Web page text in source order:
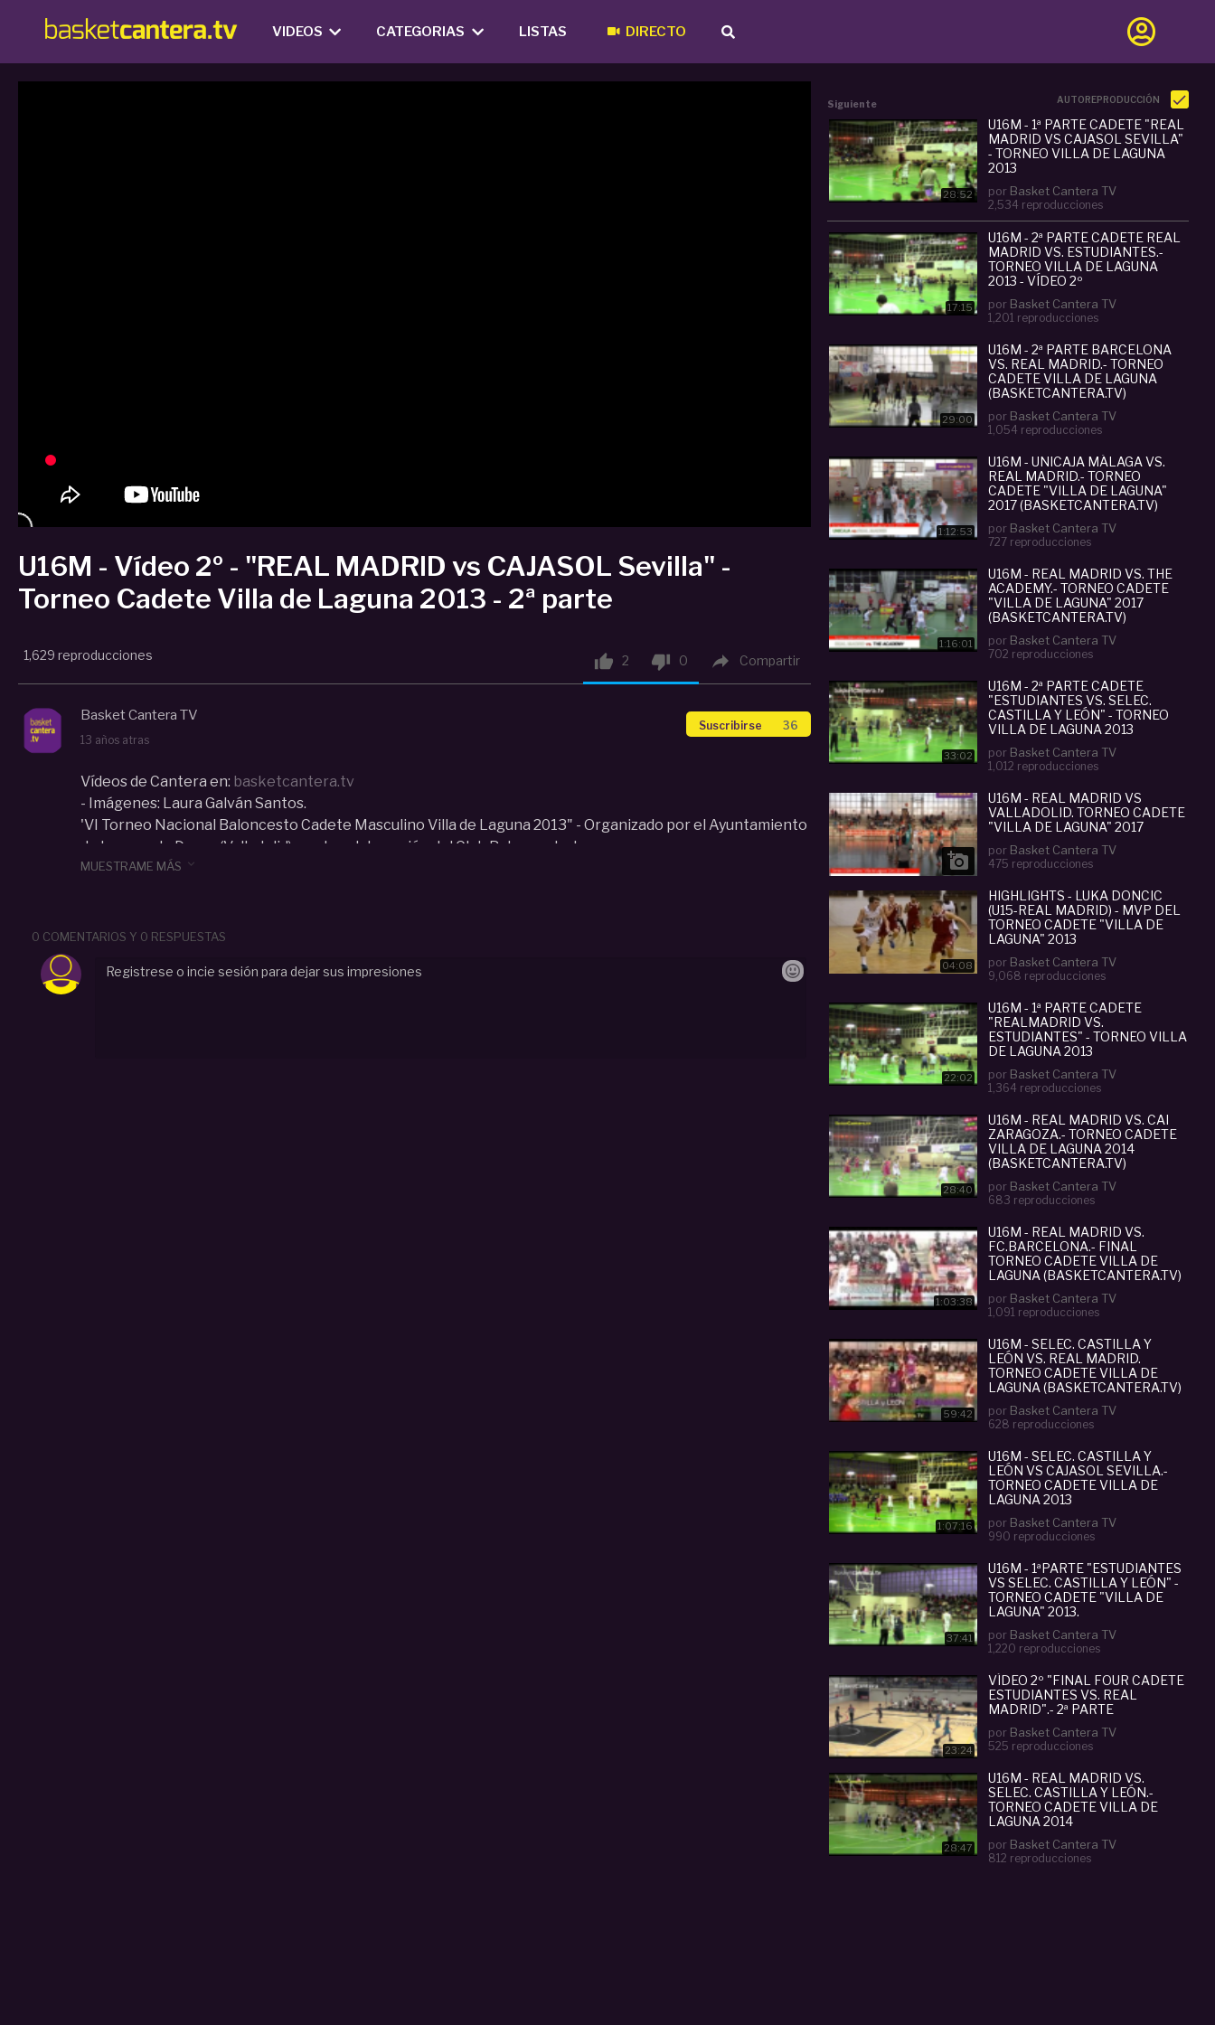
VIDEOS CATEGORIAS LISTAS DIRECTO
U16M - Vídeo 2º - "REAL MADRID vs CAJASOL Sevilla" -
Torneo Cadete Villa de Laguna 2013 - 2ª parte
1,629 reproducciones  2  0  Compartir
Basket Cantera TV
13 años atras
Suscribirse 36
Vídeos de Cantera en: basketcantera.tv
- Imágenes: Laura Galván Santos.
'VI Torneo Nacional Baloncesto Cadete Masculino Villa de Laguna 2013" - Organizado por el Ayuntamiento
de Laguna de Duero (Valladolid) con la colaboración del Club Baloncesto Juncos.
MUESTRAME MÁS 
Siguiente AUTOREPRODUCCIÓN
28:52
U16M - 1ª PARTE CADETE "REAL
MADRID VS CAJASOL SEVILLA"
- TORNEO VILLA DE LAGUNA
2013
por Basket Cantera TV
2,534 reproducciones
17:15
U16M - 2ª PARTE CADETE REAL
MADRID VS. ESTUDIANTES.-
TORNEO VILLA DE LAGUNA
2013 - VÍDEO 2º
por Basket Cantera TV
1,201 reproducciones
29:00
U16M - 2ª PARTE BARCELONA
VS. REAL MADRID.- TORNEO
CADETE VILLA DE LAGUNA
(BASKETCANTERA.TV)
por Basket Cantera TV
1,054 reproducciones
1:12:53
U16M - UNICAJA MÁLAGA VS.
REAL MADRID.- TORNEO
CADETE "VILLA DE LAGUNA"
2017 (BASKETCANTERA.TV)
por Basket Cantera TV
727 reproducciones
1:16:01
U16M - REAL MADRID VS. THE
ACADEMY.- TORNEO CADETE
"VILLA DE LAGUNA" 2017
(BASKETCANTERA.TV)
por Basket Cantera TV
702 reproducciones
33:02
U16M - 2ª PARTE CADETE
"ESTUDIANTES VS. SELEC.
CASTILLA Y LEÓN" - TORNEO
VILLA DE LAGUNA 2013
por Basket Cantera TV
1,012 reproducciones

U16M - REAL MADRID VS
VALLADOLID. TORNEO CADETE
"VILLA DE LAGUNA" 2017
por Basket Cantera TV
475 reproducciones
04:08
HIGHLIGHTS - LUKA DONCIC
(U15-REAL MADRID) - MVP DEL
TORNEO CADETE "VILLA DE
LAGUNA" 2013
por Basket Cantera TV
9,068 reproducciones
22:02
U16M - 1ª PARTE CADETE
"REALMADRID VS.
ESTUDIANTES" - TORNEO VILLA
DE LAGUNA 2013
por Basket Cantera TV
1,364 reproducciones
28:40
U16M - REAL MADRID VS. CAI
ZARAGOZA.- TORNEO CADETE
VILLA DE LAGUNA 2014
(BASKETCANTERA.TV)
por Basket Cantera TV
683 reproducciones
1:03:38
U16M - REAL MADRID VS.
FC.BARCELONA.- FINAL
TORNEO CADETE VILLA DE
LAGUNA (BASKETCANTERA.TV)
por Basket Cantera TV
1,091 reproducciones
59:42
U16M - SELEC. CASTILLA Y
LEÓN VS. REAL MADRID.
TORNEO CADETE VILLA DE
LAGUNA (BASKETCANTERA.TV)
por Basket Cantera TV
628 reproducciones
1:07:16
U16M - SELEC. CASTILLA Y
LEÓN VS CAJASOL SEVILLA.-
TORNEO CADETE VILLA DE
LAGUNA 2013
por Basket Cantera TV
990 reproducciones
37:41
U16M - 1ªPARTE "ESTUDIANTES
VS SELEC. CASTILLA Y LEÓN" -
TORNEO CADETE "VILLA DE
LAGUNA" 2013.
por Basket Cantera TV
1,220 reproducciones
23:24
VÍDEO 2º "FINAL FOUR CADETE
ESTUDIANTES VS. REAL
MADRID".- 2ª PARTE
por Basket Cantera TV
525 reproducciones
28:47
U16M - REAL MADRID VS.
SELEC. CASTILLA Y LEÓN.-
TORNEO CADETE VILLA DE
LAGUNA 2014
por Basket Cantera TV
812 reproducciones
0 COMENTARIOS Y 0 RESPUESTAS